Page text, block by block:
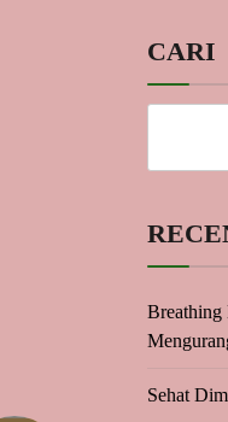
CARI
Breathing
Sehat